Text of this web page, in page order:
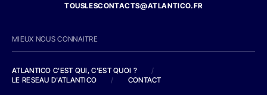
TOUSLESCONTACTS@ATLANTICO.FR
MIEUX NOUS CONNAITRE
ATLANTICO C'EST QUI, C'EST QUOI ?
/
LE RESEAU D'ATLANTICO
/ CONTACT